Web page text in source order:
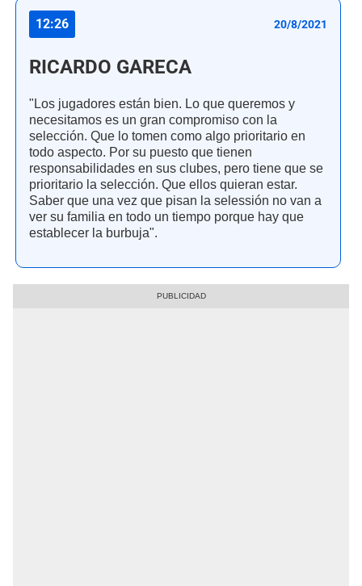
12:26 20/8/2021
RICARDO GARECA
"Los jugadores están bien. Lo que queremos y
necesitamos es un gran compromiso con la
selección. Que lo tomen como algo prioritario en
todo aspecto. Por su puesto que tienen
responsabilidades en sus clubes, pero tiene que se
prioritario la selección. Que ellos quieran estar.
Saber que una vez que pisan la selessión no van a
ver su familia en todo un tiempo porque hay que
establecer la burbuja".